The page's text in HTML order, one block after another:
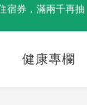
起，最高享 6 折
宿券，滿兩千再抽
，感受放鬆入睡
起，最高享 6 折
健康專欄